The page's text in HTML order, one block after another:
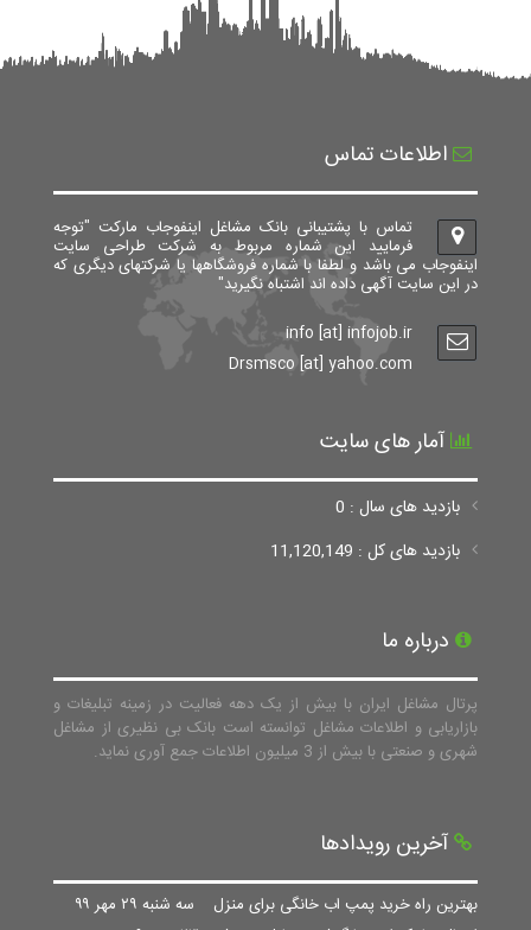
اطلاعات تماس
تماس با پشتیبانی بانک مشاغل اینفوجاب مارکت "توجه
فرمایید این شماره مربوط به شرکت طراحی سایت
اینفوجاب می باشد و لطفا با شماره فروشگاهها یا شرکتهای دیگری که
در این سایت آگهی داده اند اشتباه نگیرید"
info [at] infojob.ir
Drsmsco [at] yahoo.com
آمار های سایت
بازدید های سال : 0
بازدید های کل : 11,120,149
درباره ما
پرتال مشاغل ایران با بیش از یک دهه فعالیت در زمینه تبلیغات و
بازاریابی و اطلاعات مشاغل توانسته است بانک بی نظیری از مشاغل
شهری و صنعتی با بیش از 3 میلیون اطلاعات جمع آوری نماید.
آخرین رویدادها
بهترین راه خرید پمپ اب خانگی برای منزل سه شنبه ۲۹ مهر ۹۹